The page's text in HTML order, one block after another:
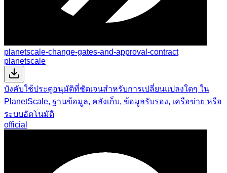
planetscale-change-gates-and-approval-contract
planetscale
บังคับใช้ประตูอนุมัติที่ชัดเจนสำหรับการเปลี่ยนแปลงใดๆ ใน
PlanetScale, ฐานข้อมูล, คลังเก็บ, ข้อมูลรับรอง, เครือข่าย หรือ
ระบบอัตโนมัติ
official